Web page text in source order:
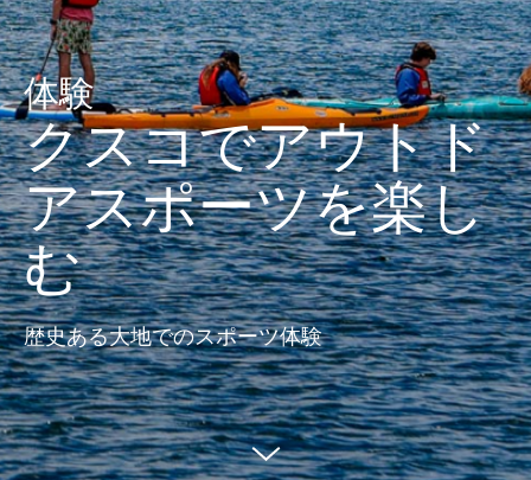
体験
クスコでアウトド
アスポーツを楽し
む
歴史ある大地でのスポーツ体験